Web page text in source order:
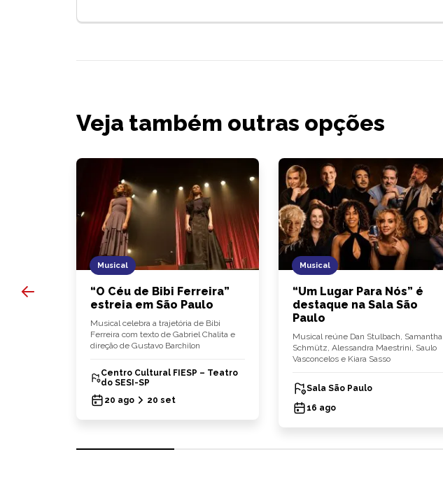
Veja também outras opções
Musical
“O Céu de Bibi Ferreira”
estreia em São Paulo
Musical celebra a trajetória de Bibi
Ferreira com texto de Gabriel Chalita e
direção de Gustavo Barchilon
Centro Cultural FIESP – Teatro
do SESI-SP
20 ago
20 set
Musical
“Um Lugar Para Nós” é
destaque na Sala São
Paulo
Musical reúne Dan Stulbach, Samantha
Schmütz, Alessandra Maestrini, Saulo
Vasconcelos e Kiara Sasso
Sala São Paulo
16 ago